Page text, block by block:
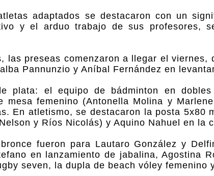
adaptados se destacaron con un
y el arduo trabajo de sus profesores,
las preseas comenzaron a llegar el viernes,
Pannunzio y Aníbal Fernández en
plata: el equipo de bádminton en
mesa femenino (Antonella Molina y
En atletismo, se destacaron la posta 5x80
y Ríos Nicolás) y Aquino Nahuel en la
fueron para Lautaro González y
en lanzamiento de jabalina, Agostina
seven, la dupla de beach vóley femenino